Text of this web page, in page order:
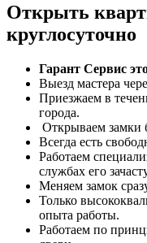
Открыть
круглосуточно
Гарант Сервис
Выезд мастера
Приезжаем в
города.
Открываем замки
Всегда есть
Работаем
службах его
Меняем замок
Только
опыта работы.
Работаем по